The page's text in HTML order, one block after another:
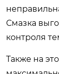
Смазка
контроля
Также на